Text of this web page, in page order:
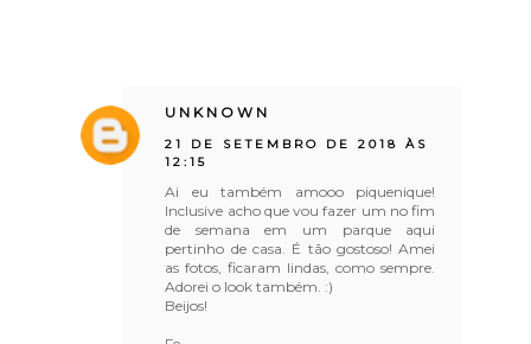
UNKNOWN
21 DE SETEMBRO DE 2018 ÀS
12:15
Ai eu também amooo piquenique!
Inclusive acho que vou fazer um no fim
de semana em um parque aqui
pertinho de casa. É tão gostoso! Amei
as fotos, ficaram lindas, como sempre.
Adorei o look também. :)
Beijos!